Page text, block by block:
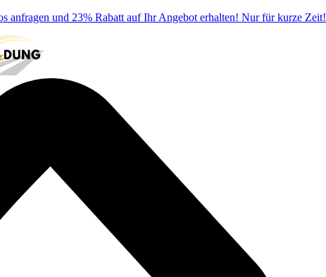
anfragen und 23% Rabatt auf Ihr Angebot erhalten! Nur für kurze Zeit!